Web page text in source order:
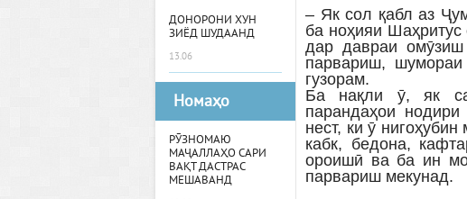
ДОНОРОНИ ХУН
ЗИЁД ШУДААНД
13.06
Номаҳо
РӮЗНОМАЮ
МАҶАЛЛАҲО САРИ
ВАҚТ ДАСТРАС
МЕШАВАНД
– Як сол қабл аз
ба ноҳияи
дар давраи
парвариш,
гузорам.
Ба нақли ӯ, як
парандаҳои
нест, ки ӯ
кабк, бедона,
ороишӣ ва ба ин
парвариш мекунад.